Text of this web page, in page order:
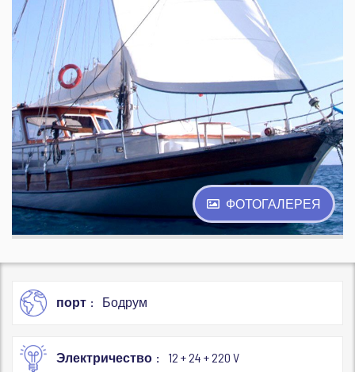
ФОТОГАЛЕРЕЯ
порт Бодрум
Электричество 12 + 24 + 220 V